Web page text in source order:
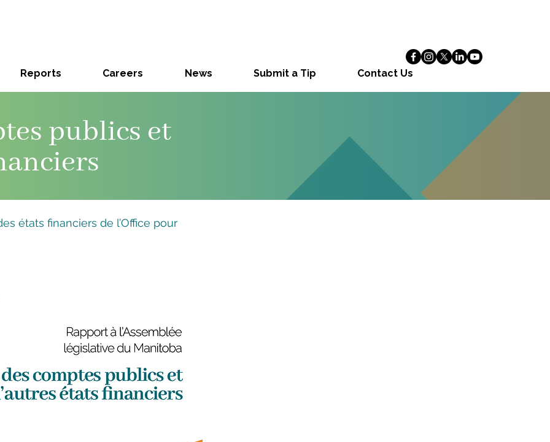
Reports Careers News Submit a Tip Contact Us
publics et
états financiers de l’Office pour